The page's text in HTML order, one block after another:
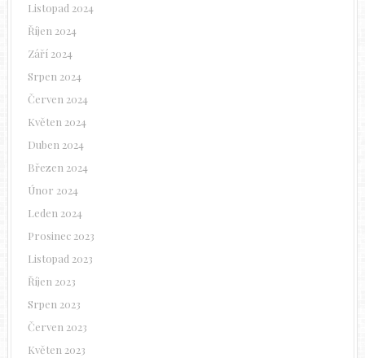
Listopad 2024
Říjen 2024
Září 2024
Srpen 2024
Červen 2024
Květen 2024
Duben 2024
Březen 2024
Únor 2024
Leden 2024
Prosinec 2023
Listopad 2023
Říjen 2023
Srpen 2023
Červen 2023
Květen 2023